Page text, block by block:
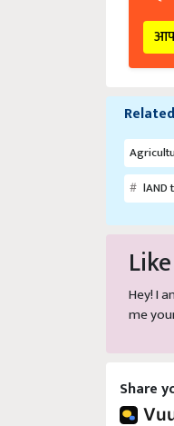
lAND
Hey! I am
me
Share